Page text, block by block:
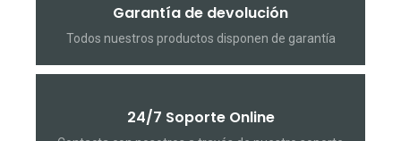
Garantía de devolución
Todos nuestros productos disponen de garantía
24/7 Soporte Online